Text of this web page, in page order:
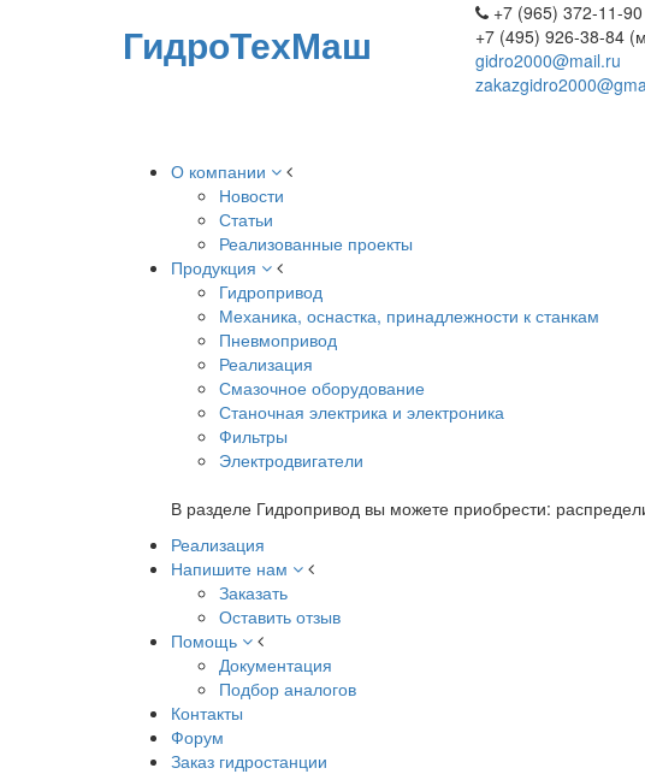
ГидроТехМаш
+7 (965) 372-11-90
+7 (495) 926-38-84
gidro2000@mail.ru
О компании
Новости
Статьи
Реализованные проекты
Продукция
Гидропривод
Механика, оснастка, принадлежности к станкам
Пневмопривод
Реализация
Смазочное оборудование
Станочная электрика и электроника
Фильтры
Электродвигатели
В разделе Гидропривод вы можете приобрести:
Реализация
Напишите нам
Заказать
Оставить отзыв
Помощь
Документация
Подбор аналогов
Контакты
Форум
Заказ гидростанции